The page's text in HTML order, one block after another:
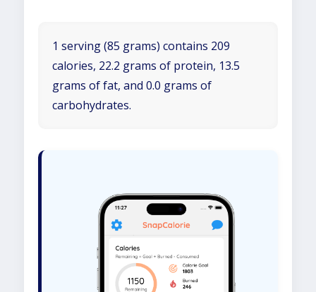
1 serving (85 grams) contains 209
calories, 22.2 grams of protein, 13.5
grams of fat, and 0.0 grams of
carbohydrates.